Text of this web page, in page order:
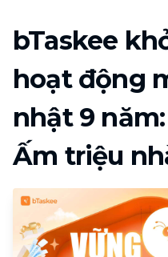
bTaskee
hoạt động
nhật 9
Ấm triệu